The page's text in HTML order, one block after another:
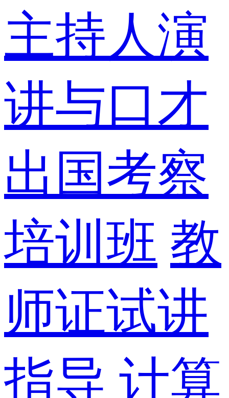
主持人演
讲与口才
出国考察
培训班 教
师证试讲
指导 计算